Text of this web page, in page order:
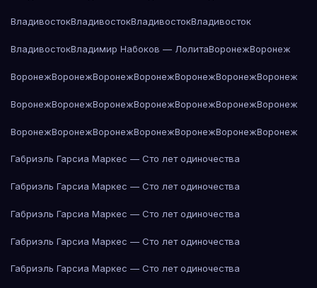
ВладивостокВладивостокВладивостокВладивосток
ВладивостокВладимир Набоков — ЛолитаВоронежВоронеж
ВоронежВоронежВоронежВоронежВоронежВоронежВоронеж
ВоронежВоронежВоронежВоронежВоронежВоронежВоронеж
ВоронежВоронежВоронежВоронежВоронежВоронежВоронеж
Габриэль Гарсиа Маркес — Сто лет одиночества
Габриэль Гарсиа Маркес — Сто лет одиночества
Габриэль Гарсиа Маркес — Сто лет одиночества
Габриэль Гарсиа Маркес — Сто лет одиночества
Габриэль Гарсиа Маркес — Сто лет одиночества